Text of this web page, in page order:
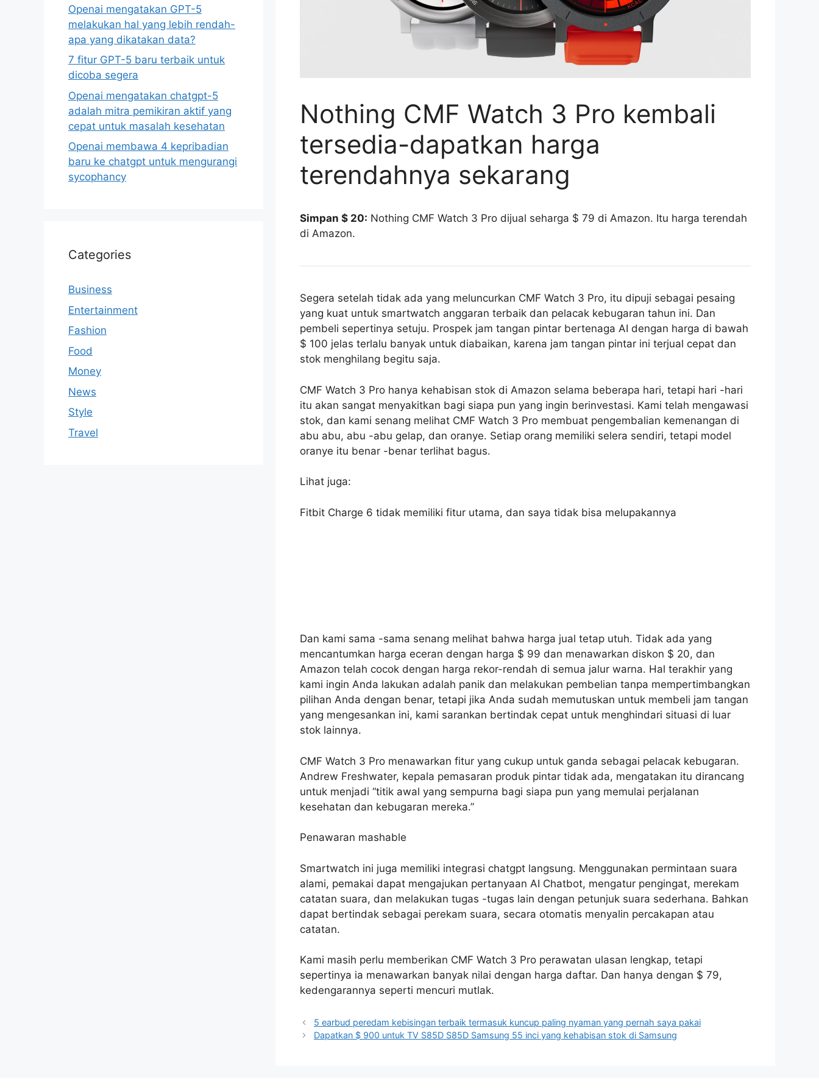
Nothing CMF Watch 3 Pro kembali
tersedia-dapatkan harga
terendahnya sekarang
Simpan $ 20: Nothing CMF Watch 3 Pro dijual seharga $ 79 di Amazon. Itu harga terendah
di Amazon.
Segera setelah tidak ada yang meluncurkan CMF Watch 3 Pro, itu dipuji sebagai pesaing
yang kuat untuk smartwatch anggaran terbaik dan pelacak kebugaran tahun ini. Dan
pembeli sepertinya setuju. Prospek jam tangan pintar bertenaga AI dengan harga di bawah
$ 100 jelas terlalu banyak untuk diabaikan, karena jam tangan pintar ini terjual cepat dan
stok menghilang begitu saja.
CMF Watch 3 Pro hanya kehabisan stok di Amazon selama beberapa hari, tetapi hari -hari
itu akan sangat menyakitkan bagi siapa pun yang ingin berinvestasi. Kami telah mengawasi
stok, dan kami senang melihat CMF Watch 3 Pro membuat pengembalian kemenangan di
abu abu, abu -abu gelap, dan oranye. Setiap orang memiliki selera sendiri, tetapi model
oranye itu benar -benar terlihat bagus.
Lihat juga:
Fitbit Charge 6 tidak memiliki fitur utama, dan saya tidak bisa melupakannya
Dan kami sama -sama senang melihat bahwa harga jual tetap utuh. Tidak ada yang
mencantumkan harga eceran dengan harga $ 99 dan menawarkan diskon $ 20, dan
Amazon telah cocok dengan harga rekor-rendah di semua jalur warna. Hal terakhir yang
kami ingin Anda lakukan adalah panik dan melakukan pembelian tanpa mempertimbangkan
pilihan Anda dengan benar, tetapi jika Anda sudah memutuskan untuk membeli jam tangan
yang mengesankan ini, kami sarankan bertindak cepat untuk menghindari situasi di luar
stok lainnya.
CMF Watch 3 Pro menawarkan fitur yang cukup untuk ganda sebagai pelacak kebugaran.
Andrew Freshwater, kepala pemasaran produk pintar tidak ada, mengatakan itu dirancang
untuk menjadi “titik awal yang sempurna bagi siapa pun yang memulai perjalanan
kesehatan dan kebugaran mereka.”
Penawaran mashable
Smartwatch ini juga memiliki integrasi chatgpt langsung. Menggunakan permintaan suara
alami, pemakai dapat mengajukan pertanyaan AI Chatbot, mengatur pengingat, merekam
catatan suara, dan melakukan tugas -tugas lain dengan petunjuk suara sederhana. Bahkan
dapat bertindak sebagai perekam suara, secara otomatis menyalin percakapan atau
catatan.
Kami masih perlu memberikan CMF Watch 3 Pro perawatan ulasan lengkap, tetapi
sepertinya ia menawarkan banyak nilai dengan harga daftar. Dan hanya dengan $ 79,
kedengarannya seperti mencuri mutlak.
5 earbud peredam kebisingan terbaik termasuk kuncup paling nyaman yang pernah saya pakai
Dapatkan $ 900 untuk TV S85D S85D Samsung 55 inci yang kehabisan stok di Samsung
Openai mengatakan GPT-5
melakukan hal yang lebih rendah-
apa yang dikatakan data?
7 fitur GPT-5 baru terbaik untuk
dicoba segera
Openai mengatakan chatgpt-5
adalah mitra pemikiran aktif yang
cepat untuk masalah kesehatan
Openai membawa 4 kepribadian
baru ke chatgpt untuk mengurangi
sycophancy
Categories
Business
Entertainment
Fashion
Food
Money
News
Style
Travel